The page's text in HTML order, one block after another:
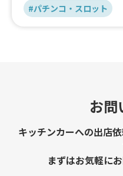
#パチンコ・スロット
お問
キッチンカーへの出店
まずはお気軽に